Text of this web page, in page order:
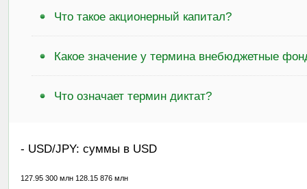
Что такое акционерный капитал?
Какое значение у термина внебюджетные
Что означает термин диктат?
- USD/JPY: суммы в USD
127.95 300 млн 128.15 876 млн